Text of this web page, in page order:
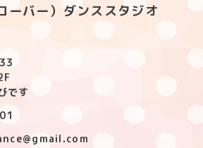
バー）ダンススタジオ
です